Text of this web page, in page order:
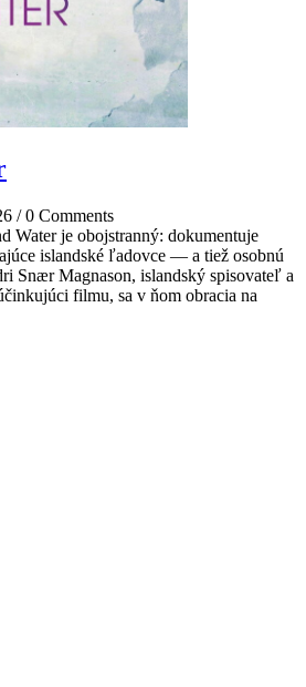
/0 Comments
Water je obojstranný: dokumentuje
islandské ľadovce — a tiež osobnú
Snær Magnason, islandský spisovateľ a
filmu, sa v ňom obracia na